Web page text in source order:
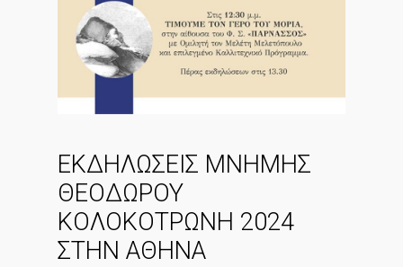
ΕΚΔΗΛΩΣΕΙΣ ΜΝΗΜΗΣ
ΘΕΟΔΩΡΟΥ
ΚΟΛΟΚΟΤΡΩΝΗ 2024
ΣΤΗΝ ΑΘΗΝΑ